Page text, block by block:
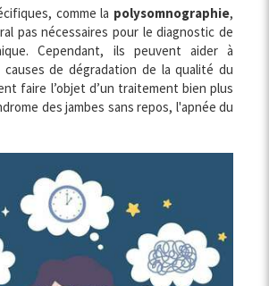
comme la polysomnographie,
pas nécessaires pour le diagnostic de
Cependant, ils peuvent aider à
causes de dégradation de la qualité du
faire l’objet d’un traitement bien plus
des jambes sans repos, l'apnée du